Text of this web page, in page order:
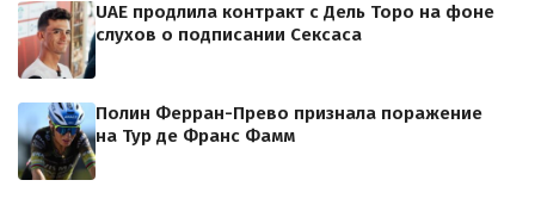
UAE продлила контракт с Дель Торо на фоне
слухов о подписании Сексаса
Полин Ферран-Прево признала поражение
на Тур де Франс Фамм